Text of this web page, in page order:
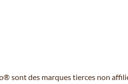
des marques tierces non